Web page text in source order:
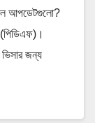
আপডেটগুলো?
জন্য